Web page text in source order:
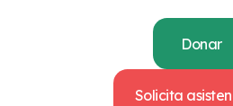
Donar
Solicita